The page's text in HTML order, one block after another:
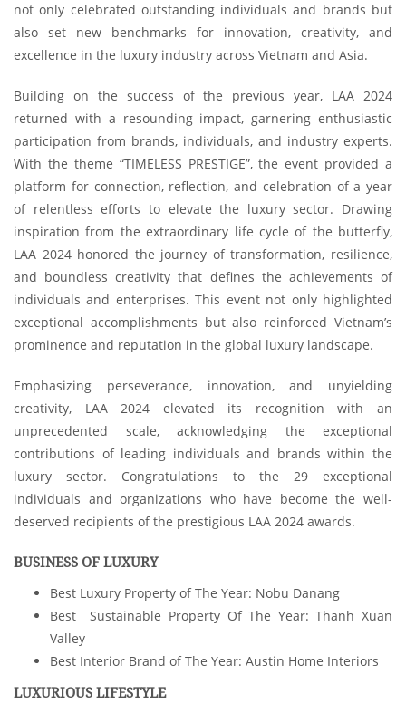
not only celebrated outstanding individuals and brands but
also set new benchmarks for innovation, creativity, and
excellence in the luxury industry across Vietnam and Asia.
Building on the success of the previous year, LAA 2024
returned with a resounding impact, garnering enthusiastic
participation from brands, individuals, and industry experts.
With the theme “TIMELESS PRESTIGE”, the event provided a
platform for connection, reflection, and celebration of a year
of relentless efforts to elevate the luxury sector. Drawing
inspiration from the extraordinary life cycle of the butterfly,
LAA 2024 honored the journey of transformation, resilience,
and boundless creativity that defines the achievements of
individuals and enterprises. This event not only highlighted
exceptional accomplishments but also reinforced Vietnam’s
prominence and reputation in the global luxury landscape.
Emphasizing perseverance, innovation, and unyielding
creativity, LAA 2024 elevated its recognition with an
unprecedented scale, acknowledging the exceptional
contributions of leading individuals and brands within the
luxury sector. Congratulations to the 29 exceptional
individuals and organizations who have become the well-
deserved recipients of the prestigious LAA 2024 awards.
BUSINESS OF LUXURY
Best Luxury Property of The Year: Nobu Danang
Best Sustainable Property Of The Year: Thanh Xuan
Valley
Best Interior Brand of The Year: Austin Home Interiors
LUXURIOUS LIFESTYLE